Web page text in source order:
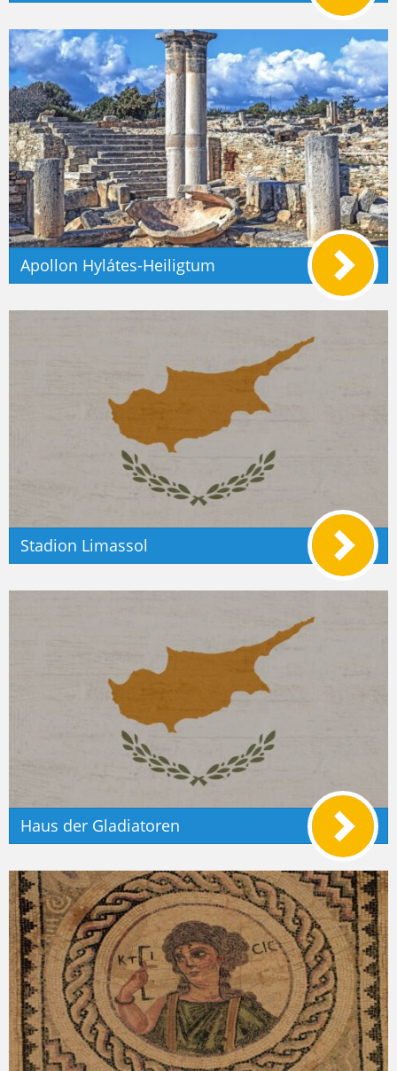
Apollon Hylátes-Heiligtum
Stadion Limassol
Haus der Gladiatoren